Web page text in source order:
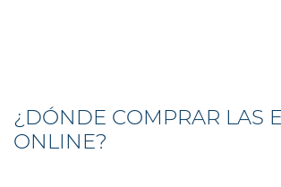
¿DÓNDE COMPRAR LAS
ONLINE?